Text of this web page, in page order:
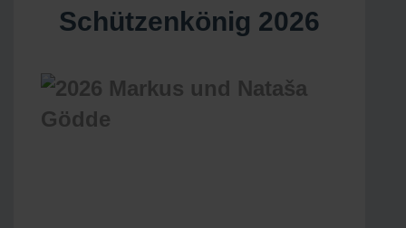
Schützenkönig 2026